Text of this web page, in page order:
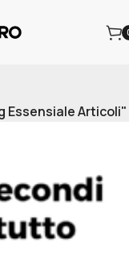
Essensiale Articoli"